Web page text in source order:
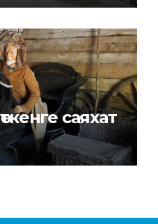
200 теңгемен өткенге саяхат